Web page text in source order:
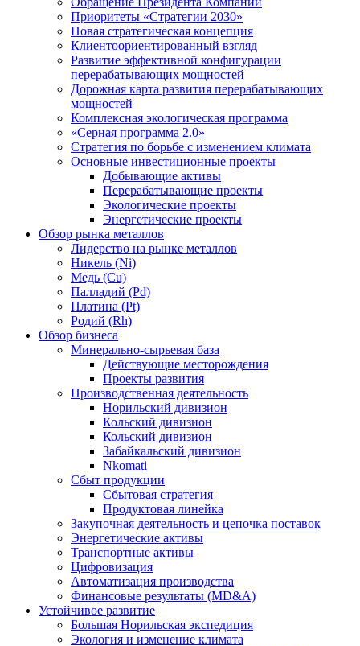
Приоритеты «Стратегии 2030»
Новая стратегическая концепция
Клиентоориентированный взгляд
Развитие эффективной конфигурации
перерабатывающих мощностей
Дорожная карта развития перерабатывающих
мощностей
Комплексная экологическая программа
«Серная программа 2.0»
Стратегия по борьбе с изменением климата
Основные инвестиционные проекты
Добывающие активы
Перерабатывающие проекты
Экологические проекты
Энергетические проекты
Обзор рынка металлов
Лидерство на рынке металлов
Никель (Ni)
Медь (Cu)
Палладий (Pd)
Платина (Pt)
Родий (Rh)
Обзор бизнеса
Минерально-сырьевая база
Действующие месторождения
Проекты развития
Производственная деятельность
Норильский дивизион
Кольский дивизион
Кольский дивизион
Забайкальский дивизион
Nkomati
Сбыт продукции
Сбытовая стратегия
Продуктовая линейка
Закупочная деятельность и цепочка поставок
Энергетические активы
Транспортные активы
Цифровизация
Автоматизация производства
Финансовые результаты (MD&A)
Устойчивое развитие
Большая Норильская экспедиция
Экология и изменение климата